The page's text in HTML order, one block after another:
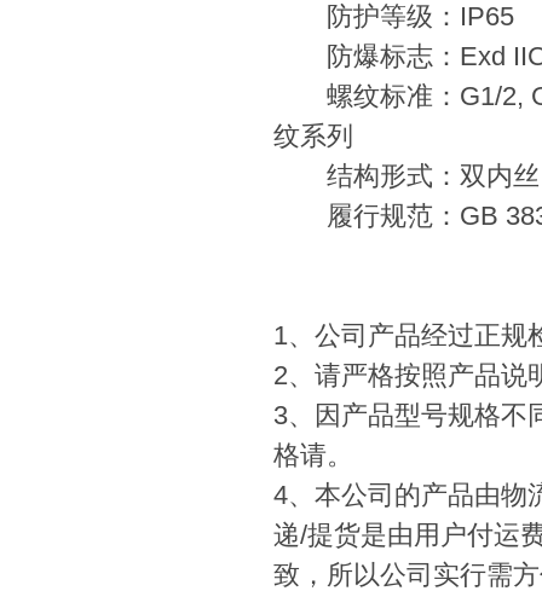
防护等级：IP65
防爆标志：Exd
螺纹标准：G1/2,
纹系列
结构形式：双内丝
履行规范：GB
1、公司产品经过正规
2、请严格按照产品说
3、因产品型号规格不
格请。
4、本公司的产品由物
递/提货是由用户付运
致，所以公司实行需